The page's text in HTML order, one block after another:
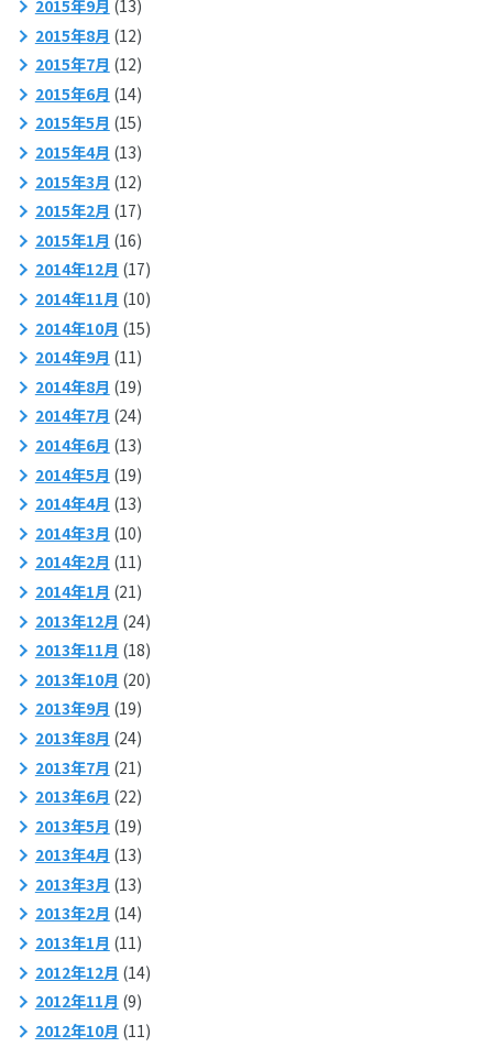
2015年9月 (13)
2015年8月 (12)
2015年7月 (12)
2015年6月 (14)
2015年5月 (15)
2015年4月 (13)
2015年3月 (12)
2015年2月 (17)
2015年1月 (16)
2014年12月 (17)
2014年11月 (10)
2014年10月 (15)
2014年9月 (11)
2014年8月 (19)
2014年7月 (24)
2014年6月 (13)
2014年5月 (19)
2014年4月 (13)
2014年3月 (10)
2014年2月 (11)
2014年1月 (21)
2013年12月 (24)
2013年11月 (18)
2013年10月 (20)
2013年9月 (19)
2013年8月 (24)
2013年7月 (21)
2013年6月 (22)
2013年5月 (19)
2013年4月 (13)
2013年3月 (13)
2013年2月 (14)
2013年1月 (11)
2012年12月 (14)
2012年11月 (9)
2012年10月 (11)